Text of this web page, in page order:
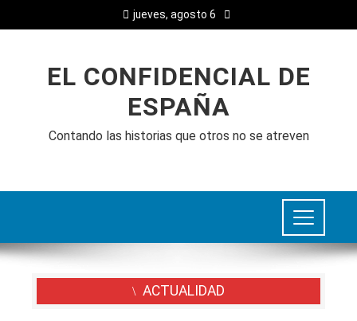
jueves, agosto 6
EL CONFIDENCIAL DE
ESPAÑA
Contando las historias que otros no se atreven
ACTUALIDAD